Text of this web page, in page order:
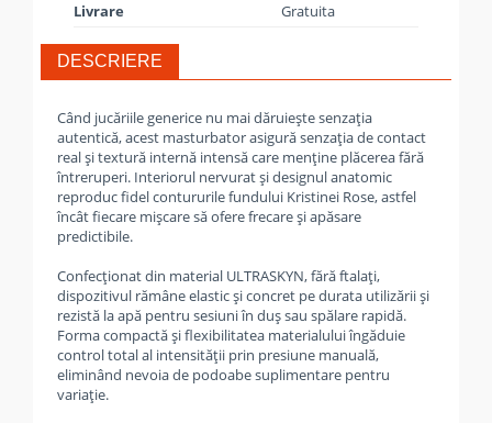
Livrare
Gratuita
DESCRIERE
Când jucăriile generice nu mai dăruiește senzația
autentică, acest masturbator asigură senzația de contact
real și textură internă intensă care menține plăcerea fără
întreruperi. Interiorul nervurat și designul anatomic
reproduc fidel contururile fundului Kristinei Rose, astfel
încât fiecare mișcare să ofere frecare și apăsare
predictibile.
Confecționat din material ULTRASKYN, fără ftalați,
dispozitivul rămâne elastic și concret pe durata utilizării și
rezistă la apă pentru sesiuni în duș sau spălare rapidă.
Forma compactă și flexibilitatea materialului îngăduie
control total al intensității prin presiune manuală,
eliminând nevoia de podoabe suplimentare pentru
variație.